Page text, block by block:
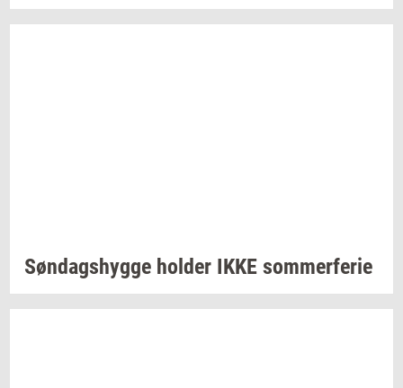
Søn­dags­hyg­ge hol­der IKKE som­mer­fe­rie